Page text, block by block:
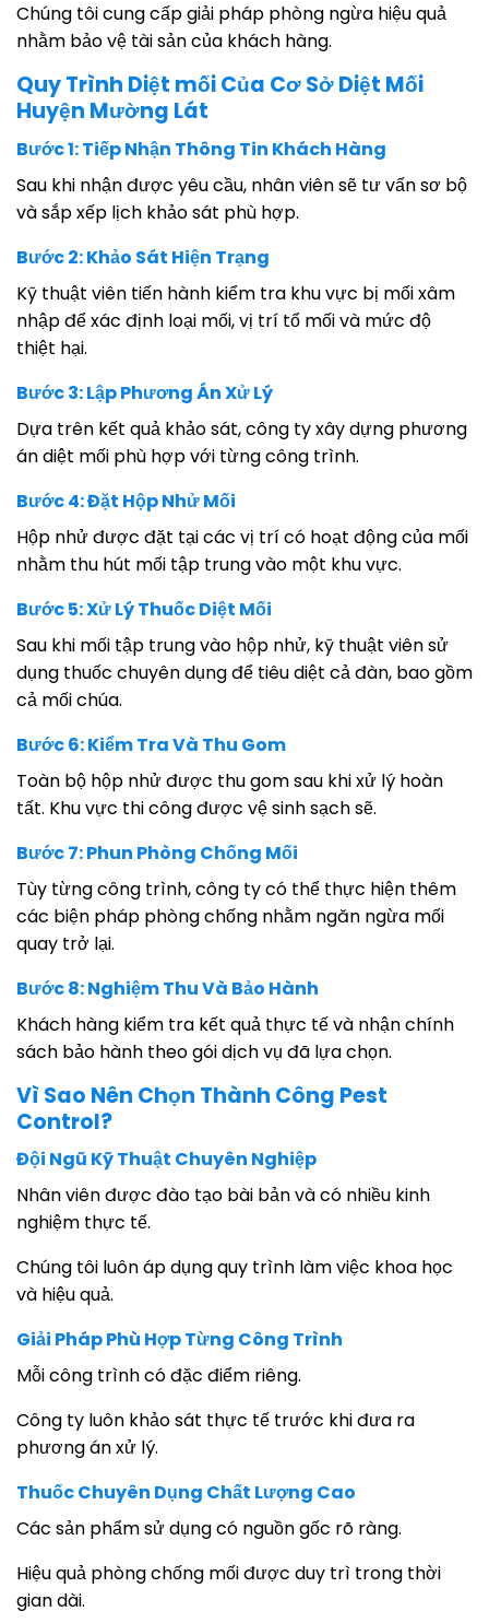
Chúng tôi cung cấp giải pháp phòng ngừa hiệu quả
nhằm bảo vệ tài sản của khách hàng.
Quy Trình Diệt mối Của Cơ Sở Diệt Mối
Huyện Mường Lát
Bước 1: Tiếp Nhận Thông Tin Khách Hàng
Sau khi nhận được yêu cầu, nhân viên sẽ tư vấn sơ bộ
và sắp xếp lịch khảo sát phù hợp.
Bước 2: Khảo Sát Hiện Trạng
Kỹ thuật viên tiến hành kiểm tra khu vực bị mối xâm
nhập để xác định loại mối, vị trí tổ mối và mức độ
thiệt hại.
Bước 3: Lập Phương Án Xử Lý
Dựa trên kết quả khảo sát, công ty xây dựng phương
án diệt mối phù hợp với từng công trình.
Bước 4: Đặt Hộp Nhử Mối
Hộp nhử được đặt tại các vị trí có hoạt động của mối
nhằm thu hút mối tập trung vào một khu vực.
Bước 5: Xử Lý Thuốc Diệt Mối
Sau khi mối tập trung vào hộp nhử, kỹ thuật viên sử
dụng thuốc chuyên dụng để tiêu diệt cả đàn, bao gồm
cả mối chúa.
Bước 6: Kiểm Tra Và Thu Gom
Toàn bộ hộp nhử được thu gom sau khi xử lý hoàn
tất. Khu vực thi công được vệ sinh sạch sẽ.
Bước 7: Phun Phòng Chống Mối
Tùy từng công trình, công ty có thể thực hiện thêm
các biện pháp phòng chống nhằm ngăn ngừa mối
quay trở lại.
Bước 8: Nghiệm Thu Và Bảo Hành
Khách hàng kiểm tra kết quả thực tế và nhận chính
sách bảo hành theo gói dịch vụ đã lựa chọn.
Vì Sao Nên Chọn Thành Công Pest
Control?
Đội Ngũ Kỹ Thuật Chuyên Nghiệp
Nhân viên được đào tạo bài bản và có nhiều kinh
nghiệm thực tế.
Chúng tôi luôn áp dụng quy trình làm việc khoa học
và hiệu quả.
Giải Pháp Phù Hợp Từng Công Trình
Mỗi công trình có đặc điểm riêng.
Công ty luôn khảo sát thực tế trước khi đưa ra
phương án xử lý.
Thuốc Chuyên Dụng Chất Lượng Cao
Các sản phẩm sử dụng có nguồn gốc rõ ràng.
Hiệu quả phòng chống mối được duy trì trong thời
gian dài.